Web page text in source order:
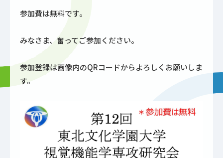
参加費は無料です。
みなさま、奮ってご参加ください。
参加登録は画像内のQRコードからよろしくお願いしま
す。